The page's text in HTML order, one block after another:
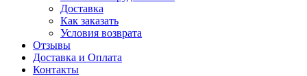
Доставка
Как заказать
Условия возврата
Отзывы
Доставка и Оплата
Контакты